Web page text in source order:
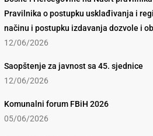
Pravilnika o postupku usklađivanja i
načinu i postupku izdavanja dozvole i
12/06/2026
Saopštenje za javnost sa 45. sjednice
12/06/2026
Komunalni forum FBiH 2026
05/06/2026